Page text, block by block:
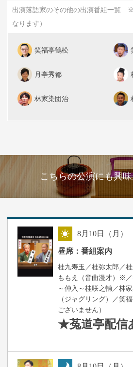
出演落語家のその他の出演番組一覧
なります）
笑福亭鶴松
月亭秀都
林家染団治
こちらの公演にも興
8月 10日（月）
昼席：番組案内
桂九寿玉／桂弥太郎／
ももえ（音曲漫才）※
～仲入～桂咲之輔／林
（ジャグリング）／
ございません）
★菟道亭配信